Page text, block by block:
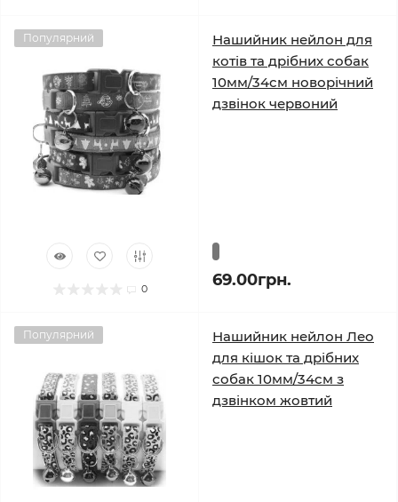
Популярний
0
Нашийник нейлон для
котів та дрібних собак
10мм/34см новорічний
дзвінок червоний
69.00грн.
Популярний
Нашийник нейлон Лео
для кішок та дрібних
собак 10мм/34см з
дзвінком жовтий